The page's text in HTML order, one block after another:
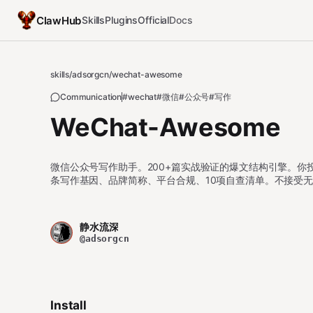
ClawHubSkillsPluginsOfficialDocs
skills/adsorgcn/wechat-awesome
Communication#wechat#微信#公众号#写作
WeChat-Awesome
微信公众号写作助手。200+篇实战验证的爆文结构引擎。
条写作基因、品牌简称、平台合规、10项自查清单。不接受
静水流深
@adsorgcn
Install